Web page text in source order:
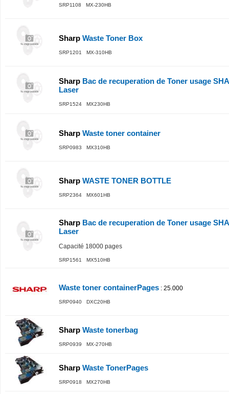
SRP1108 MX-230HB
Sharp Waste Toner Box
SRP1201 MX-310HB
Sharp Bac de recuperation de Toner usage
Laser
SRP1524 MX230HB
Sharp Waste toner container
SRP0983 MX310HB
Sharp WASTE TONER BOTTLE
SRP2364 MX601HB
Sharp Bac de recuperation de Toner usage
Laser
Capacité 18000 pages
SRP1561 MX510HB
Waste toner containerPages : 25.000
SRP0940 DXC20HB
Sharp Waste tonerbag
SRP0939 MX-270HB
Sharp Waste TonerPages
SRP0918 MX270HB